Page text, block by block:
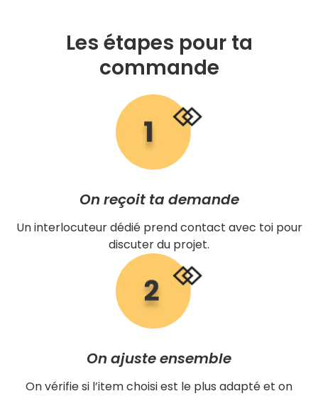
Les étapes pour ta
commande
On reçoit ta demande
Un interlocuteur dédié prend contact avec toi pour
discuter du projet.
On ajuste ensemble
On vérifie si l’item choisi est le plus adapté et on